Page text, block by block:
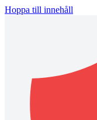
Hoppa till innehåll